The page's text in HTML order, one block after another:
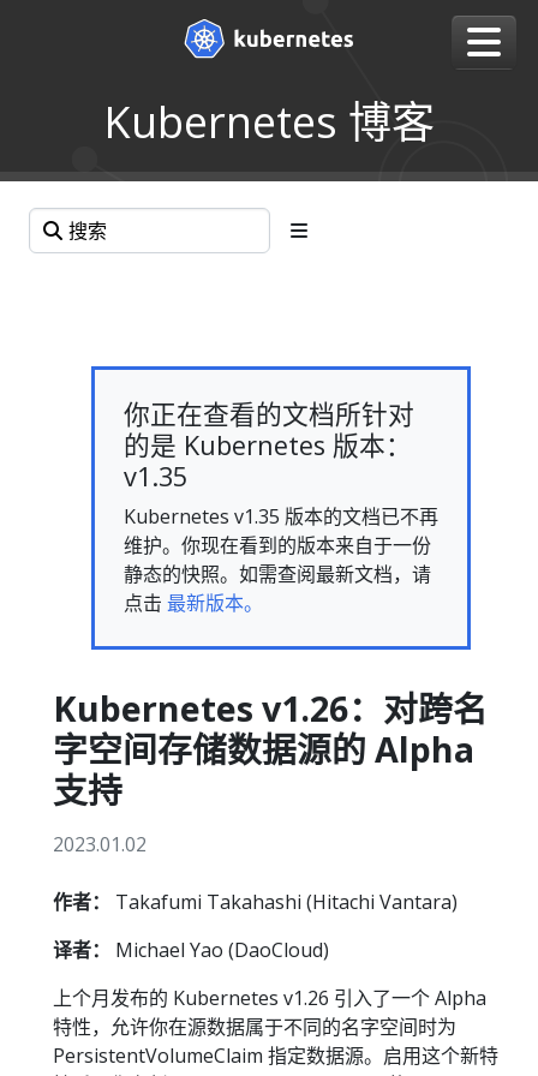
Kubernetes 博客
你正在查看的文档所针对
的是 Kubernetes 版本：
v1.35
Kubernetes v1.35 版本的文档已不再
维护。你现在看到的版本来自于一份
静态的快照。如需查阅最新文档，请
点击 最新版本。
Kubernetes v1.26：对跨名
字空间存储数据源的 Alpha
支持
2023.01.02
作者：
Takafumi Takahashi (Hitachi Vantara)
译者：
Michael Yao (DaoCloud)
上个月发布的 Kubernetes v1.26 引入了一个 Alpha
特性，允许你在源数据属于不同的名字空间时为
PersistentVolumeClaim 指定数据源。启用这个新特